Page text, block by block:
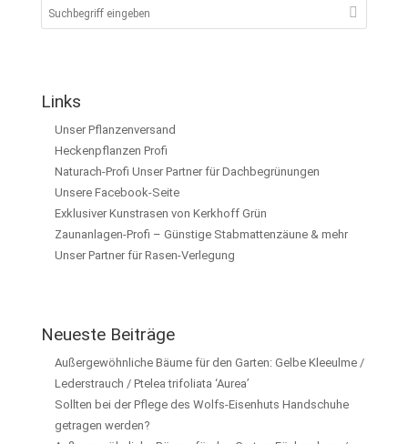
Links
Unser Pflanzenversand
Heckenpflanzen Profi
Naturach-Profi Unser Partner für Dachbegrünungen
Unsere Facebook-Seite
Exklusiver Kunstrasen von Kerkhoff Grün
Zaunanlagen-Profi – Günstige Stabmattenzäune & mehr
Unser Partner für Rasen-Verlegung
Neueste Beiträge
Außergewöhnliche Bäume für den Garten: Gelbe Kleeulme /
Lederstrauch / Ptelea trifoliata ‘Aurea’
Sollten bei der Pflege des Wolfs-Eisenhuts Handschuhe
getragen werden?